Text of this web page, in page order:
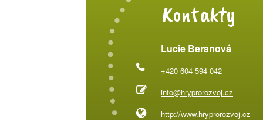
Kontakty
Lucie Beranová
+420 604 594 042
info@hryprorozvoj.cz
http://www.hryprorozvoj.cz